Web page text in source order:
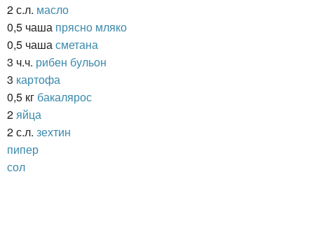
2 с.л. масло
0,5 чаша прясно мляко
0,5 чаша сметана
3 ч.ч. рибен бульон
3 картофа
0,5 кг бакалярос
2 яйца
2 с.л. зехтин
пипер
сол